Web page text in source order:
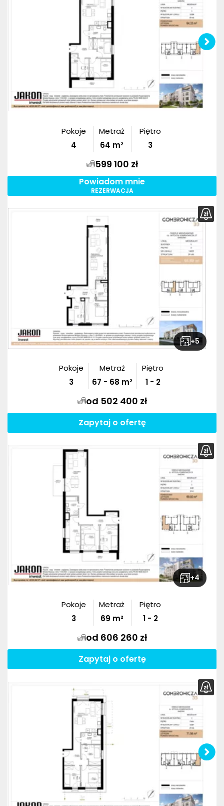
Pokoje
4
Metraż
64 m²
Piętro
3
599 100 zł
Powiadom mnie
REZERWACJA
+5
Pokoje
3
Metraż
67 - 68 m²
Piętro
1 - 2
od 502 400 zł
Zapytaj o ofertę
+4
Pokoje
3
Metraż
69 m²
Piętro
1 - 2
od 606 260 zł
Zapytaj o ofertę